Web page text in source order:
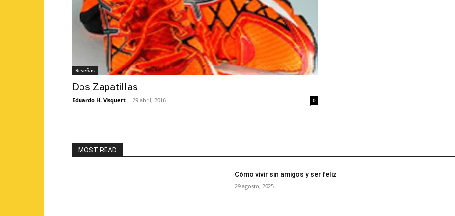
Reseñas
Dos Zapatillas
Eduardo H. Visquert - 29 abril, 2016 0
MOST READ
Cómo vivir sin amigos y ser feliz
29 agosto, 2025